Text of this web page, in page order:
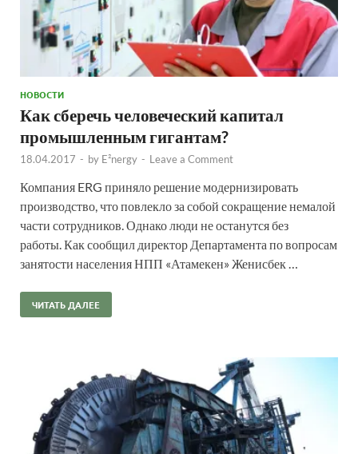
НОВОСТИ
Как сберечь человеческий капитал
промышленным гигантам?
18.04.2017 - by E²nergy - Leave a Comment
Компания ERG приняло решение модернизировать
производство, что повлекло за собой сокращение немалой
части сотрудников. Однако люди не останутся без
работы. Как сообщил директор Департамента по вопросам
занятости населения НПП «Атамекен» Женисбек …
ЧИТАТЬ ДАЛЕЕ